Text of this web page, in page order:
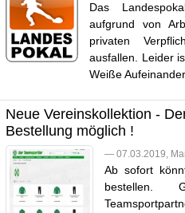
Das
aufgrund von
privaten
ausfallen. Leider
Weiße
Neue Vereinskollektion -
Bestellung möglich !
— 07.03.2019,
Ab sofort
bestellen.